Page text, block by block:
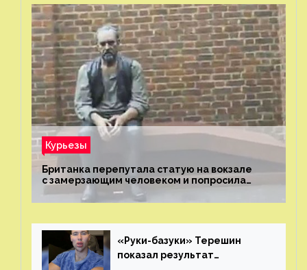
Курьезы
Британка перепутала статую на вокзале
с замерзающим человеком и попросила
о помощи
«Руки-базуки» Терешин
показал результат